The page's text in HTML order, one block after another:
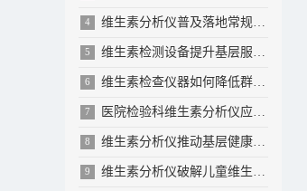
4 维生素分析仪普及落地常规体检筑牢全民基础...
5 维生素检测设备提升基层服务竞争力
6 维生素检查仪器如何降低群众就医成本
7 医院检验科维生素分析仪应用需求分析
8 维生素分析仪推动基层健康服务从治病向防病...
9 维生素分析仪破解儿童维生素缺乏误诊难题